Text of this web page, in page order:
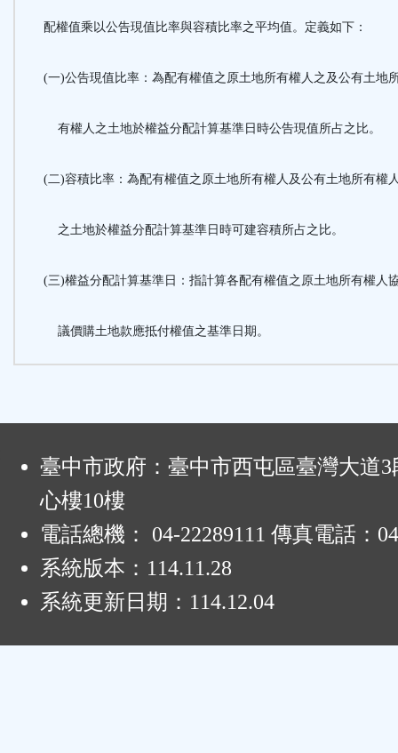
配權值乘以公告現值比率與容積比率之平均值。定義如下：
(一)公告現值比率：為配有權值之原土地所有權人之及公有土地
有權人之土地於權益分配計算基準日時公告現值所占之比。
(二)容積比率：為配有權值之原土地所有權人及公有土地所有權
之土地於權益分配計算基準日時可建容積所占之比。
(三)權益分配計算基準日：指計算各配有權值之原土地所有權人
議價購土地款應抵付權值之基準日期。
臺中市政府：臺中市西屯區臺灣大道3
心樓10樓
電話總機： 04-22289111 傳真電話：
系統版本： 114.11.28
系統更新日期： 114.12.04